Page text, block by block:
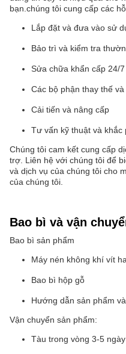
bạn.chúng tôi cung cấp các
Lắp đặt và đưa vào sử
Bảo trì và kiểm tra
Sửa chữa khẩn cấp 24/7
Các bộ phận thay thế và
Cải tiến và nâng cấp
Tư vấn kỹ thuật và khắc
Chúng tôi cam kết cung cấp
trợ. Liên hệ với chúng tôi để
và dịch vụ của chúng tôi cho
của chúng tôi.
Bao bì và vận
Bao bì sản phẩm
Máy nén không khí vít
Bao bì hộp gỗ
Hướng dẫn sản phẩm
Vận chuyển sản phẩm:
Tàu trong vòng 3-5